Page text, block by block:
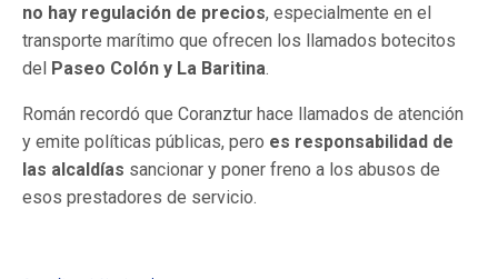
no hay regulación de precios, especialmente en el
transporte marítimo que ofrecen los llamados botecitos
del Paseo Colón y La Baritina.
Román recordó que Coranztur hace llamados de atención
y emite políticas públicas, pero es responsabilidad de
las alcaldías sancionar y poner freno a los abusos de
esos prestadores de servicio.